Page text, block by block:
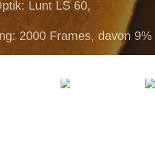
Lunt LS 60,
2000 Frames, davon 9%